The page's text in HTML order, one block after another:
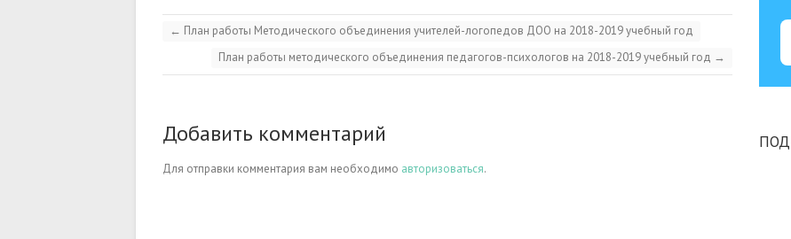
← План работы Методического объединения учителей-логопедов ДОО на 2018-2019 учебный год
План работы методического объединения педагогов-психологов на 2018-2019 учебный год →
Добавить комментарий
Для отправки комментария вам необходимо авторизоваться.